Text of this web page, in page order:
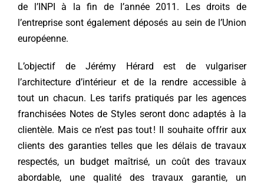
de l’INPI à la fin de l’année 2011. Les droits de
l’entreprise sont également déposés au sein de l’Union
européenne.
L’objectif de Jérémy Hérard est de vulgariser
l’architecture d’intérieur et de la rendre accessible à
tout un chacun. Les tarifs pratiqués par les agences
franchisées Notes de Styles seront donc adaptés à la
clientèle. Mais ce n’est pas tout ! Il souhaite offrir aux
clients des garanties telles que les délais de travaux
respectés, un budget maîtrisé, un coût des travaux
abordable, une qualité des travaux garantie, un